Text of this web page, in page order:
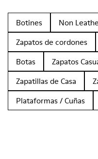
Botines Non
Zapatos de cordones
Botas
Zapatos
Zapatillas de Casa
Plataformas / Cuñas